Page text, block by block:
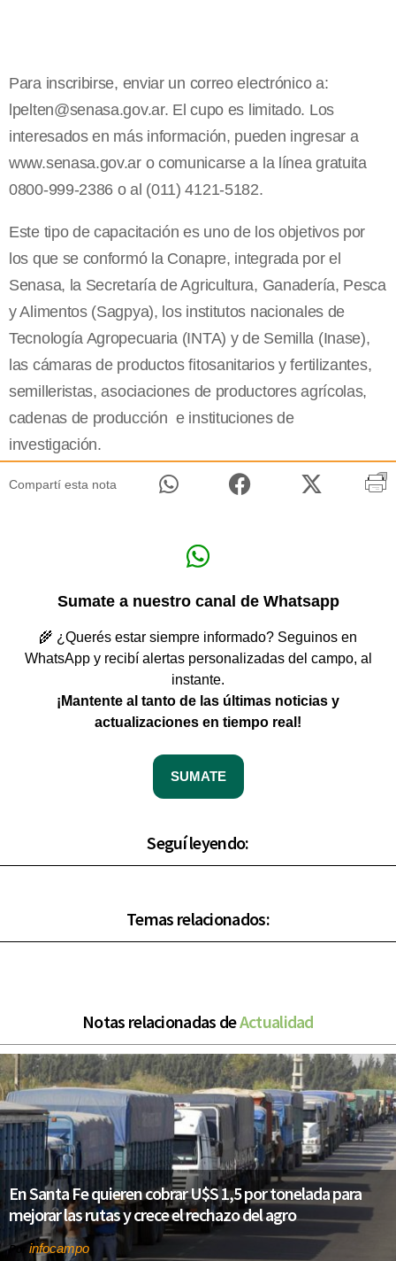
Para inscribirse, enviar un correo electrónico a:
lpelten@senasa.gov.ar. El cupo es limitado. Los
interesados en más información, pueden ingresar a
www.senasa.gov.ar o comunicarse a la línea gratuita
0800-999-2386 o al (011) 4121-5182.
Este tipo de capacitación es uno de los objetivos por
los que se conformó la Conapre, integrada por el
Senasa, la Secretaría de Agricultura, Ganadería, Pesca
y Alimentos (Sagpya), los institutos nacionales de
Tecnología Agropecuaria (INTA) y de Semilla (Inase),
las cámaras de productos fitosanitarios y fertilizantes,
semilleristas, asociaciones de productores agrícolas,
cadenas de producción e instituciones de
investigación.
Compartí esta nota
Sumate a nuestro canal de Whatsapp
🌾 ¿Querés estar siempre informado? Seguinos en
WhatsApp y recibí alertas personalizadas del campo, al
instante.
¡Mantente al tanto de las últimas noticias y
actualizaciones en tiempo real!
SUMATE
Seguí leyendo:
Temas relacionados:
Notas relacionadas deActualidad
En Santa Fe quieren cobrar U$S 1,5 por tonelada para
mejorar las rutas y crece el rechazo del agro
Por infocampo